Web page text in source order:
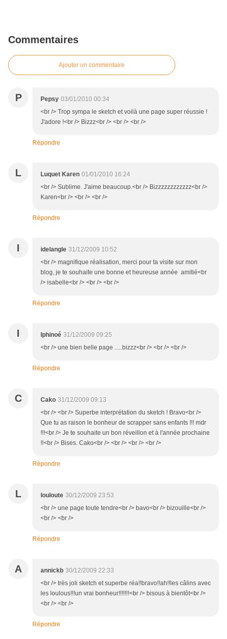
Commentaires
Ajouter un commentaire
P Pepsy 03/01/2010 00:34
<br /> Trop sympa le sketch et voilà une page super réussie !
J'adore !<br /> Bizzz<br /> <br /> <br />
Répondre
L Luquet Karen 01/01/2010 16:24
<br /> Sublime. J'aime beaucoup.<br /> Bizzzzzzzzzzzz<br />
Karen<br /> <br /> <br />
Répondre
I idelangle 31/12/2009 10:52
<br /> magnifique réalisation, merci pour ta visite sur mon
blog, je te souhaite une bonne et heureuse année amitié<br
/> isabelle<br /> <br /> <br />
Répondre
I Iphinoé 31/12/2009 09:25
<br /> une bien belle page .....bizzz<br /> <br /> <br />
Répondre
C Cako 31/12/2009 09:13
<br /> <br /> Superbe interprétation du sketch ! Bravo<br />
Que tu as raison le bonheur de scrapper sans enfants !!! mdr
!!!<br /> Je te souhaite un bon réveillon et à l'année prochaine
!!<br /> Bises. Cako<br /> <br /> <br /> <br />
Répondre
L louloute 30/12/2009 23:53
<br /> une page toute tendre<br /> bavo<br /> bizouille<br />
<br /> <br />
Répondre
A annickb 30/12/2009 22:33
<br /> très joli sketch et superbe réa!!bravo!!ah!!les câlins avec
les loulous!!!un vrai bonheur!!!!!!!<br /> bisous à bientôt<br />
<br /> <br />
Répondre